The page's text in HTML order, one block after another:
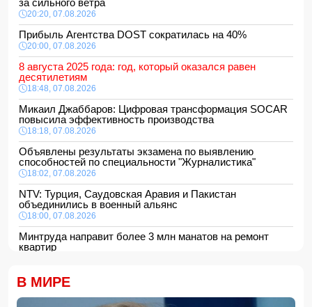
за сильного ветра
20:20, 07.08.2026
Прибыль Агентства DOST сократилась на 40%
20:00, 07.08.2026
8 августа 2025 года: год, который оказался равен
десятилетиям
18:48, 07.08.2026
Микаил Джаббаров: Цифровая трансформация SOCAR
повысила эффективность производства
18:18, 07.08.2026
Объявлены результаты экзамена по выявлению
способностей по специальности "Журналистика"
18:02, 07.08.2026
NTV: Турция, Саудовская Аравия и Пакистан
объединились в военный альянс
18:00, 07.08.2026
Минтруда направит более 3 млн манатов на ремонт
квартир
Сформирована структура Совета по медиа и вещанию
В МИРЕ